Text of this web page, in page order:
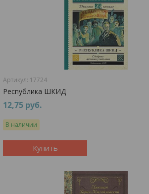
17724
Республика ШКИД
12,75 руб.
В наличии
Купить